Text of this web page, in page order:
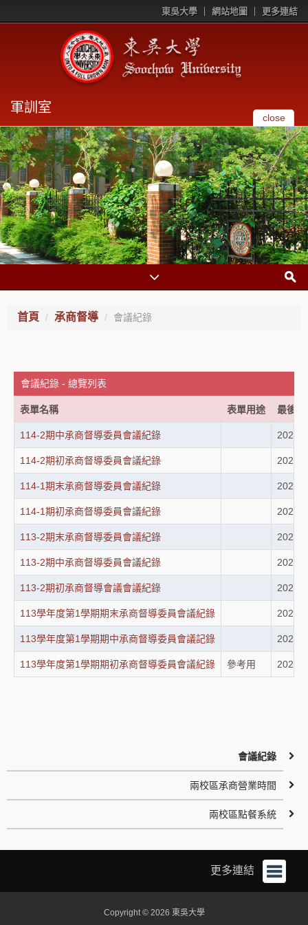
東吳大學 網站地圖 更多連結
軍訓室
close
首頁 承商督導 會議紀錄
會議紀錄 - 總覽列表
表單名稱 表單用途 最後
114-2期中承商督導委員會議紀錄 2026-
114-2期初承商督導委員會議紀錄 2026-
114-1期末承商督導委員會議紀錄 2026-
114-1期初承商督導委員會議紀錄 2026-
113-2期末承商督導委員會議紀錄 2026-
113-2期中承商督導委員會議紀錄 2026-
113-2期初承商督導會議會議紀錄 2026-
113學年度第1學期期末承商督導委員會議紀錄 2026-
113學年度第1學期期中承商督導委員會議記錄 2026-
113學年度第1學期期初承商督導委員會議紀錄 參考用 2024-
會議紀錄
兩校區承商營業時間
兩校區點餐系統
更多連結
Copyright © 2026 東吳大學